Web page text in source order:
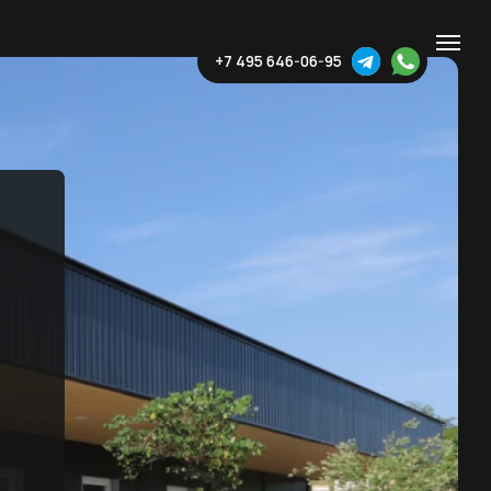
+7 495 646-06-95